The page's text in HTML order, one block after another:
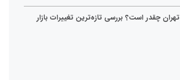
چقدر است؟ بررسی تازه‌ترین تغییرات بازار